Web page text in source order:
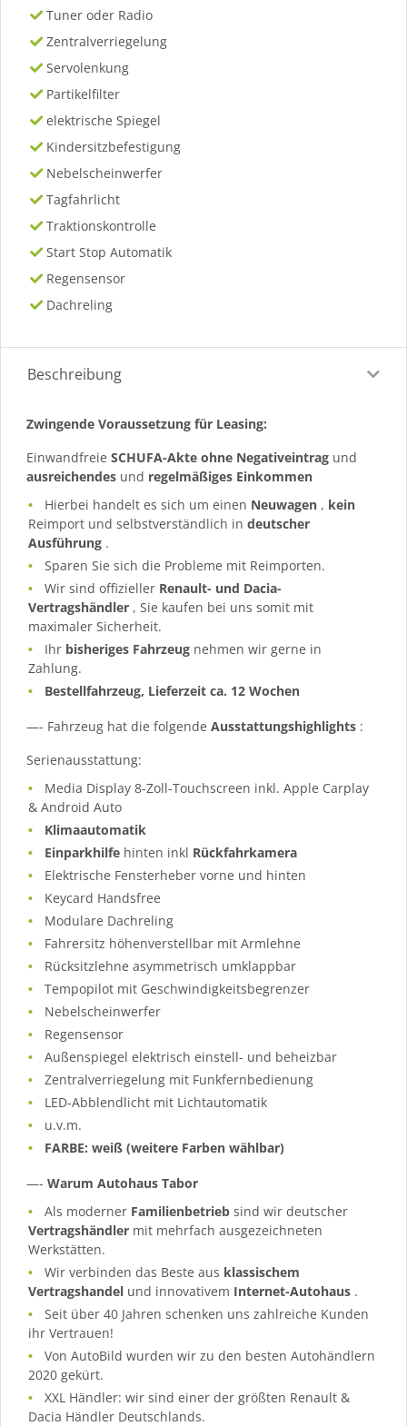
Tuner oder Radio
Zentralverriegelung
Servolenkung
Partikelfilter
elektrische Spiegel
Kindersitzbefestigung
Nebelscheinwerfer
Tagfahrlicht
Traktionskontrolle
Start Stop Automatik
Regensensor
Dachreling
Beschreibung
Zwingende Voraussetzung für Leasing:
Einwandfreie SCHUFA-Akte ohne Negativeintrag und
ausreichendes und regelmäßiges Einkommen
Hierbei handelt es sich um einen Neuwagen , kein
Reimport und selbstverständlich in deutscher
Ausführung .
Sparen Sie sich die Probleme mit Reimporten.
Wir sind offizieller Renault- und Dacia-
Vertragshändler , Sie kaufen bei uns somit mit
maximaler Sicherheit.
Ihr bisheriges Fahrzeug nehmen wir gerne in
Zahlung.
Bestellfahrzeug, Lieferzeit ca. 12 Wochen
—- Fahrzeug hat die folgende Ausstattungshighlights :
Serienausstattung:
Media Display 8-Zoll-Touchscreen inkl. Apple Carplay
& Android Auto
Klimaautomatik
Einparkhilfe hinten inkl Rückfahrkamera
Elektrische Fensterheber vorne und hinten
Keycard Handsfree
Modulare Dachreling
Fahrersitz höhenverstellbar mit Armlehne
Rücksitzlehne asymmetrisch umklappbar
Tempopilot mit Geschwindigkeitsbegrenzer
Nebelscheinwerfer
Regensensor
Außenspiegel elektrisch einstell- und beheizbar
Zentralverriegelung mit Funkfernbedienung
LED-Abblendlicht mit Lichtautomatik
u.v.m.
FARBE: weiß (weitere Farben wählbar)
—- Warum Autohaus Tabor
Als moderner Familienbetrieb sind wir deutscher
Vertragshändler mit mehrfach ausgezeichneten
Werkstätten.
Wir verbinden das Beste aus klassischem
Vertragshandel und innovativem Internet-Autohaus .
Seit über 40 Jahren schenken uns zahlreiche Kunden
ihr Vertrauen!
Von AutoBild wurden wir zu den besten Autohändlern
2020 gekürt.
XXL Händler: wir sind einer der größten Renault &
Dacia Händler Deutschlands.